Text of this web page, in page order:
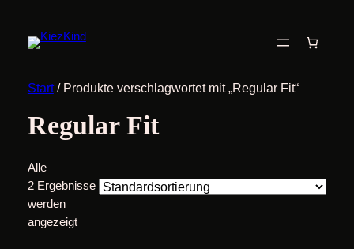
Start/ Produkte verschlagwortet mit „Regular Fit“
Regular Fit
Alle
2 Ergebnisse
werden
angezeigt